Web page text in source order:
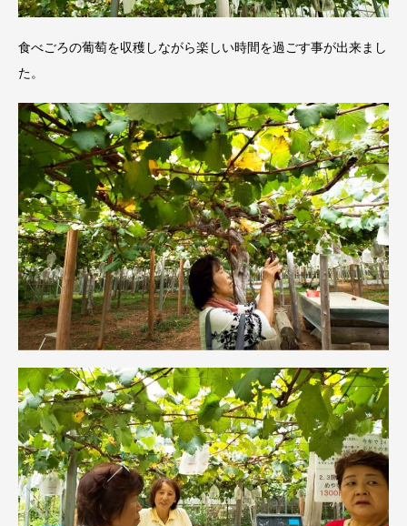
食べごろの葡萄を収穫しながら楽しい時間を過ごす事が出来まし
た。